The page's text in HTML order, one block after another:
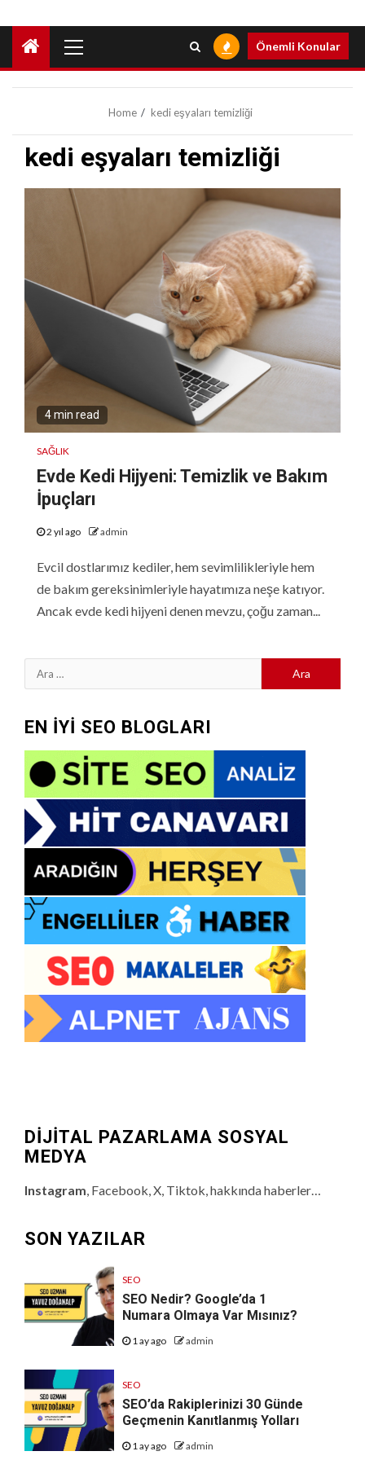
Menu
Önemli Konular
Home kedi eşyaları temizliği
kedi eşyaları temizliği
4 min read
SAĞLIK
Evde Kedi Hijyeni: Temizlik ve Bakım
İpuçları
2 yıl ago admin
Evcil dostlarımız kediler, hem sevimlilikleriyle hem
de bakım gereksinimleriyle hayatımıza neşe katıyor.
Ancak evde kedi hijyeni denen mevzu, çoğu zaman...
Arama:
EN İYİ SEO BLOGLARI
DİJİTAL PAZARLAMA SOSYAL
MEDYA
Instagram , Facebook, X, Tiktok, hakkında haberler…
SON YAZILAR
SEO
SEO Nedir? Google’da 1
Numara Olmaya Var Mısınız?
1 ay ago admin
SEO
SEO’da Rakiplerinizi 30 Günde
Geçmenin Kanıtlanmış Yolları
1 ay ago admin